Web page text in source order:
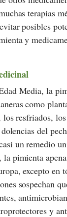
terapias
posibles
y
Media, la
como
resfriados,
del
un remedio
la pimienta
excepto en
sospechan
y